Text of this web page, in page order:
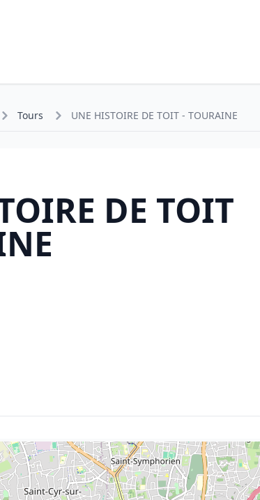
Tours UNE HISTOIRE DE TOIT - TOURAINE
DE TOIT